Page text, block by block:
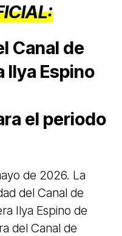
Canal de
Ilya Espino
el periodo
de 2026. La
del Canal de
Ilya Espino de
del Canal de